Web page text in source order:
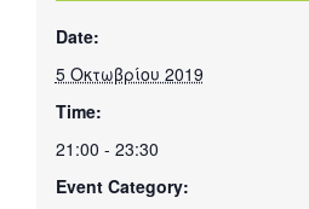
Date:
5 Οκτωβρίου 2019
Time:
21:00 - 23:30
Event Category: